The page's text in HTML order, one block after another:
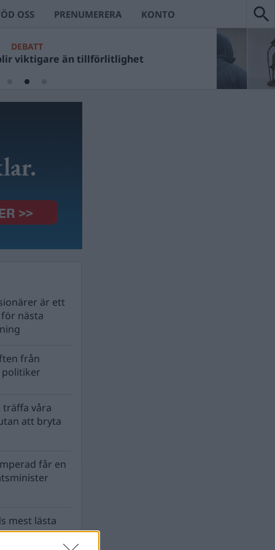
OSS PRENUMERERA KONTO
DEBATT
viktigare än tillförlitlighet
är ett
nästa
från
träffa våra
att bryta
får en
mest lästa